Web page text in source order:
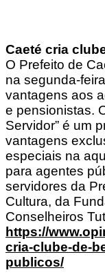
Caeté cria
O Prefeito de
na segunda-
vantagens aos
e pensionistas.
Servidor” é um
vantagens
especiais na
para agentes
servidores da
Cultura, da
Conselheiros
https://
cria-clube-de-
publicos/